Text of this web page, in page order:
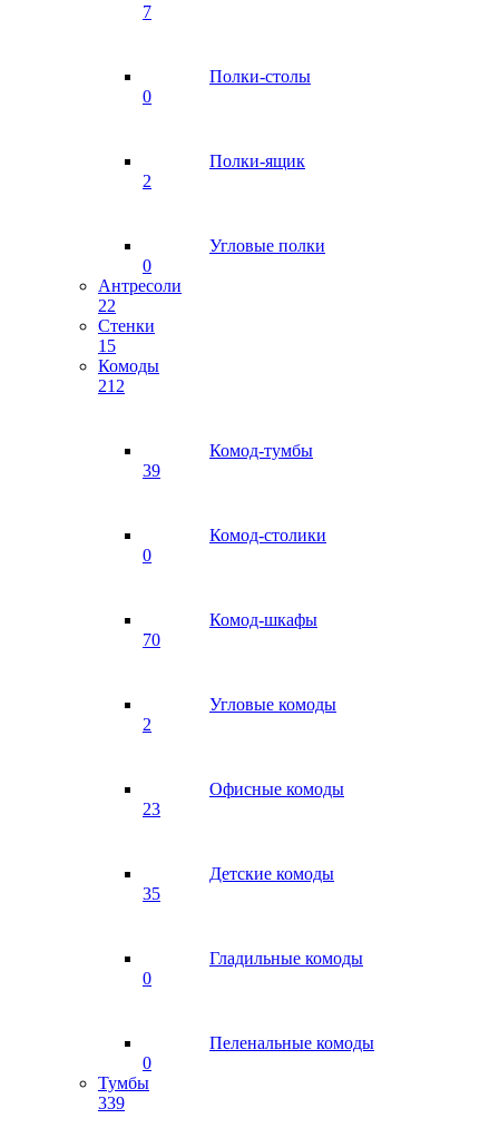
7
Полки-столы
0
Полки-ящик
2
Угловые полки
0
Антресоли
22
Стенки
15
Комоды
212
Комод-тумбы
39
Комод-столики
0
Комод-шкафы
70
Угловые комоды
2
Офисные комоды
23
Детские комоды
35
Гладильные комоды
0
Пеленальные комоды
0
Тумбы
339